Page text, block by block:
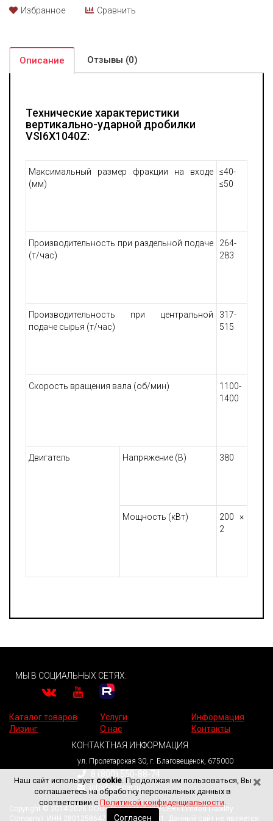
технологическими преимуществами, например, бункер
Избранное Сравнить
Описание Отзывы (0)
Технические характеристики
вертикально-ударной дробилки
VSI6X1040Z:
Максимальный размер фракции на входе
(мм)
≤40-
≤50
Производительность при раздельной подаче
(т/час)
264-
283
Производительность при центральной
подаче сырья (т/час)
317-
515
Скорость вращения вала (об/мин)
1100-
1400
Двигатель Напряжение (В) 380
Мощность (кВт)
200 ×
2
МЫ В СОЦИАЛЬНЫХ СЕТЯХ:
Каталог товаров Услуги
Информация
Лизинг
О нас
Контакты
КОНТАКТНАЯ ИНФОРМАЦИЯ
ул. Пролетарская 30, г. Благовещенск, 675000
8 (800) 550-88-74
info@specer.ru
Copyright © 2014-2026 ООО «СПЕЦЕР» («SPECER» Limited Liability
Company). ИНН 2801258647. КПП 280101001. Данный сайт не является
×
Наш сайт использует cookie. Продолжая им пользоваться, Вы
соглашаетесь на обработку персональных данных в
соответствии с Политикой конфиденциальности.
Согласен